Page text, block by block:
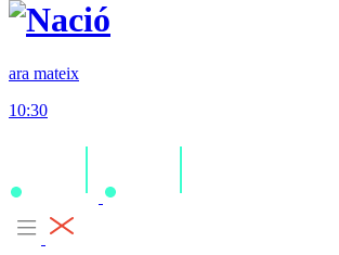
ara mateix
10:30